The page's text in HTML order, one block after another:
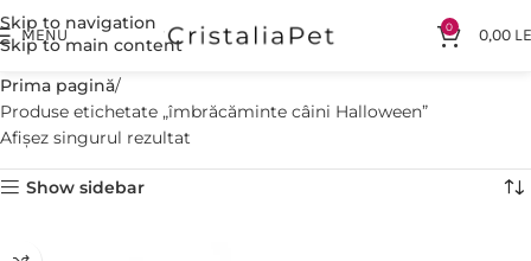
Skip to navigation
Skip to main content
MENU 0 0,00
Prima pagină
Produse etichetate „îmbrăcăminte câini Halloween”
Afișez singurul rezultat
Show sidebar